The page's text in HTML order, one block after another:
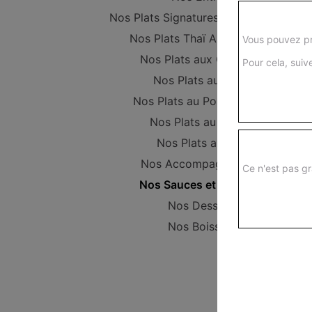
Nos Plats Signatures d'Asie PROMO
Nos Plats Thaï Authentiques
Nos Plats aux Crevettes
Nos Plats au Boeuf
Nos Plats au Poulet (Halal)
Nos Plats au Canard
Nos Plats au Porc
Nos Accompagnements
Nos Sauces et Couverts
Nos Desserts
Nos Boissons
Vous pouvez
Pour cela,
Ce n'est pas